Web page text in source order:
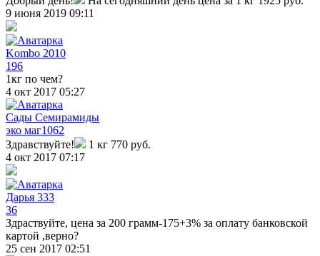
9 июня 2019 09:11
Kombo 2010
196
1кг по чем?
4 окт 2017 05:27
Сады Семирамиды
эко маг1062
Здравствуйте!
1 кг 770 руб.
4 окт 2017 07:17
Дарья 333
36
Здраствуйте, цена за 200 грамм-175+3% за оплату банковской
картой ,верно?
25 сен 2017 02:51